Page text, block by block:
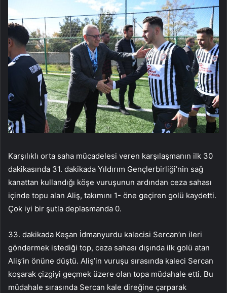
Karşılıklı orta saha mücadelesi veren karşılaşmanın ilk 30
dakikasında 31. dakikada Yıldırım Gençlerbirliği’nin sağ
kanattan kullandığı köşe vuruşunun ardından ceza sahası
içinde topu alan Aliş, takımını 1- öne geçiren golü kaydetti.
Çok iyi bir şutla deplasmanda 0.
33. dakikada Keşan İdmanyurdu kalecisi Sercan’ın ileri
göndermek istediği top, ceza sahası dışında ilk golü atan
Aliş’in önüne düştü. Aliş’in vuruşu sırasında kaleci Sercan
koşarak çizgiyi geçmek üzere olan topa müdahale etti. Bu
müdahale sırasında Sercan kale direğine çarparak